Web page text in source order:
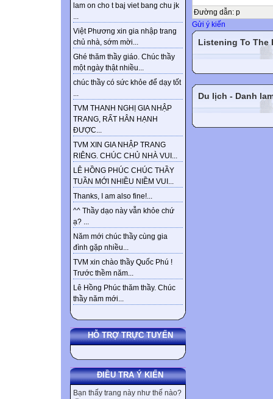
lam on cho t baj viet bang chu jk
...
Việt Phương xin gia nhập trang
chủ nhà, sớm mời...
Ghé thăm thầy giáo. Chúc thầy
một ngày thật nhiều...
chúc thầy có sức khỏe để dạy tốt
...
TVM THANH NGHỊ GIA NHẬP
TRANG, RẤT HÂN HẠNH
ĐƯỢC...
TVM XIN GIA NHẬP TRANG
RIÊNG. CHÚC CHỦ NHÀ VUI...
LÊ HỒNG PHÚC CHÚC THẦY
TUẦN MỚI NHIỀU NIỀM VUI...
Thanks, I am also fine!...
^^ Thầy dạo này vẫn khỏe chứ
ạ? ...
Năm mới chúc thầy cùng gia
đình gặp nhiều...
TVM xin chào thầy Quốc Phú !
Trước thềm năm...
Lê Hồng Phúc thăm thầy. Chúc
thầy năm mới...
HỖ TRỢ TRỰC TUYẾN
ĐIỀU TRA Ý KIẾN
Bạn thấy trang này như thế nào?
Đường dẫn: p
Gửi ý kiến
Listening To The
Du lịch - Danh